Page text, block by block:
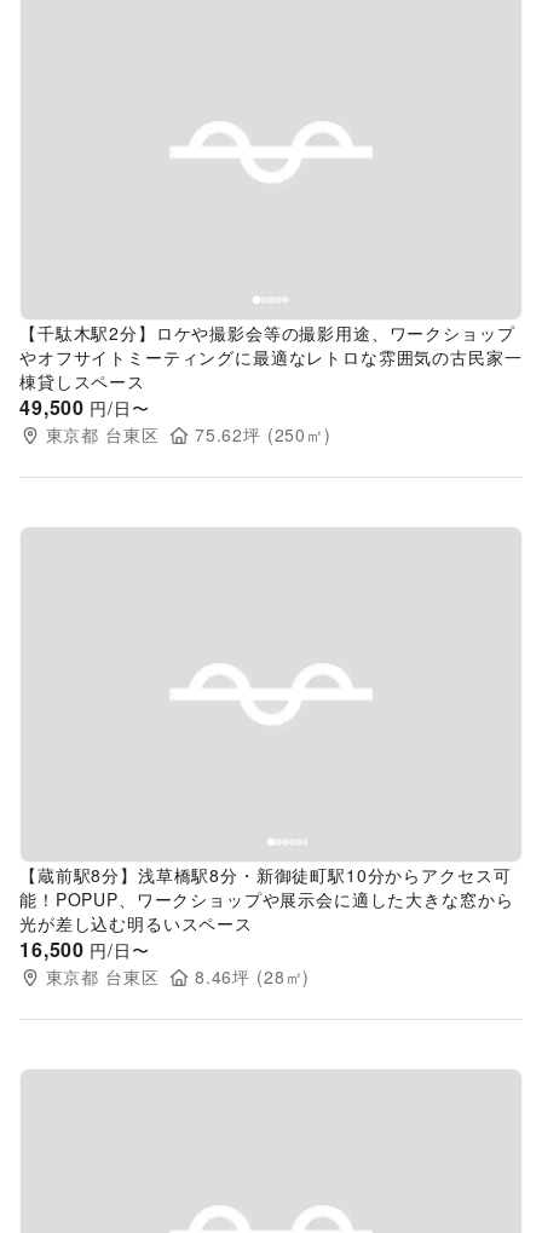
Previous slide
【千駄木駅2分】ロケや撮影会等の撮影用途、ワークショップ
やオフサイトミーティングに最適なレトロな雰囲気の古民家一
棟貸しスペース
49,500 円/日〜
東京都 台東区 75.62坪 (250 ㎡)
Previous slide
【蔵前駅8分】浅草橋駅8分・新御徒町駅10分からアクセス可
能！POPUP、ワークショップや展示会に適した大きな窓から
光が差し込む明るいスペース
16,500 円/日〜
東京都 台東区 8.46坪 (28 ㎡)